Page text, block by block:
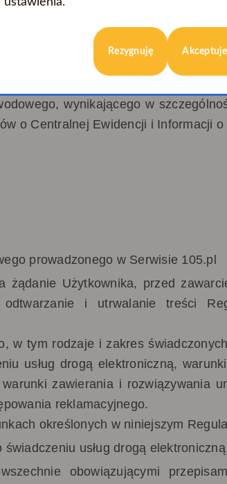
bezpośrednio związaną z jej
wynikającego w
o Centralnej Ewidencji i Informacji o
prowadzonego w Serwisie 105.pl
Użytkownika, przed
i utrwalanie treści
w tym rodzaje i zakres
usług drogą elektroniczną,
zawierania i rozwiązywania
reklamacyjnego.
określonych w niniejszym
usług drogą
obowiązującymi
Rezygnuję